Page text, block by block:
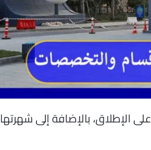
الإطلاق، بالإضافة إلى شهرتها